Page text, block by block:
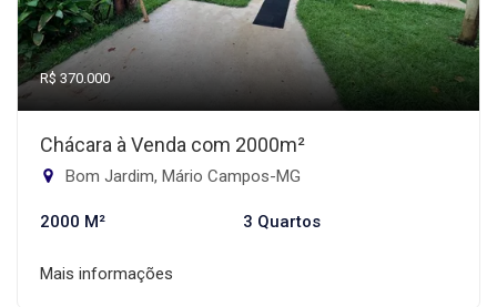
R$ 370.000
Chácara à Venda com 2000m²
Bom Jardim, Mário Campos-MG
2000 M² 3 Quartos
Mais informações